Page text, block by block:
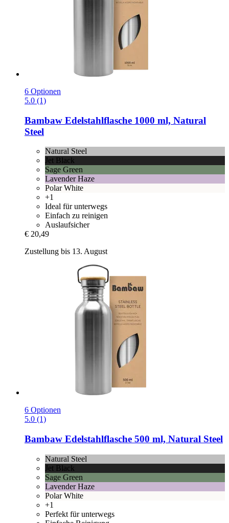
6 Optionen
5.0 (1)
Bambaw Edelstahlflasche 1000 ml, Natural
Steel
Natural Steel
Jet Black
Sage Green
Lavender Haze
Polar White
+1
Ideal für unterwegs
Einfach zu reinigen
Auslaufsicher
€ 20,49
Zustellung bis 13. August
6 Optionen
5.0 (1)
Bambaw Edelstahlflasche 500 ml, Natural Steel
Natural Steel
Jet Black
Sage Green
Lavender Haze
Polar White
+1
Perfekt für unterwegs